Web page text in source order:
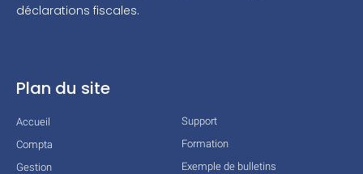
déclarations fiscales.
Plan du site
Accueil
Compta
Gestion
Support
Formation
Exemple de bulletins